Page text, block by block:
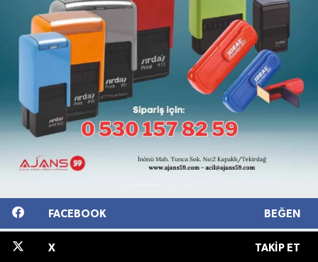
FACEBOOK BEĞEN
X TAKIP ET